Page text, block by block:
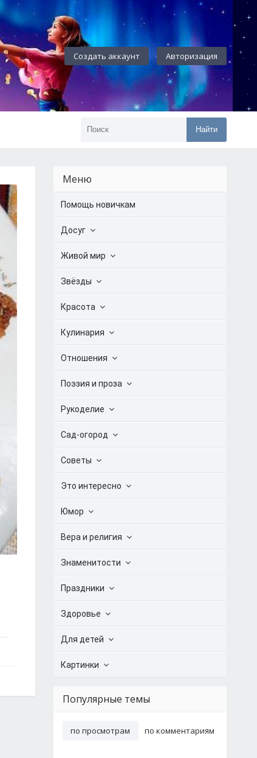
Создать аккаунт Авторизация
Найти
Меню
Помощь новичкам
Досуг
Живой мир
Звёзды
Красота
Кулинария
Отношения
Поэзия и проза
Рукоделие
Сад-огород
Советы
Это интересно
Юмор
Вера и религия
Знаменитости
Праздники
Здоровье
Для детей
Картинки
Популярные темы
по просмотрам по комментариям